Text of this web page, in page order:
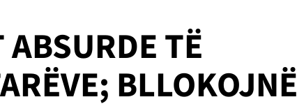
TË
BLLOKOJNË